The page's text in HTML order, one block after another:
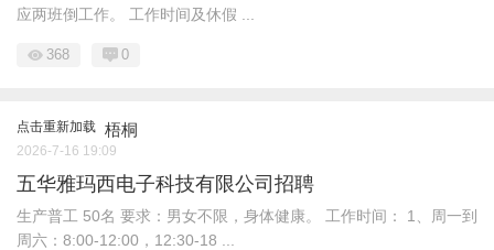
应两班倒工作。 工作时间及休假 ...
368 0
点击重新加载 梧桐
2026-7-16 19:09
五华雅玛西电子科技有限公司招聘
生产普工 50名 要求：男女不限，身体健康。 工作时间： 1、周一到
周六：8:00-12:00，12:30-18 ...